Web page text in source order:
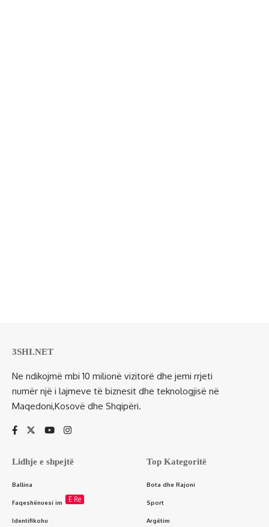
3SHI.NET
Ne ndikojmë mbi 10 milionë vizitorë dhe jemi rrjeti
numër një i lajmeve të biznesit dhe teknologjisë në
Maqedoni,Kosovë dhe Shqipëri.
Lidhje e shpejtë
Ballina
Faqeshënuesi im E Re
Identifikohu
Top Kategoritë
Bota dhe Rajoni
Sport
Argëtim